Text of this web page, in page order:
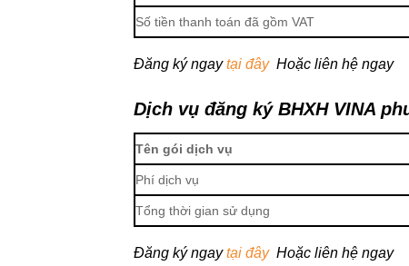
Số tiền thanh toán đã gồm VAT
Đăng ký ngaytại đâyHoặc liên hệ ngay
Dịch vụ đăng ký BHXH VINA
Tên gói dịch vụ
Phí dịch vụ
Tổng thời gian sử dụng
Đăng ký ngaytại đâyHoặc liên hệ ngay